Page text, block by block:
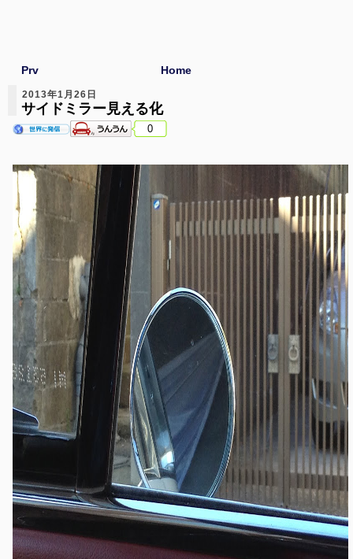
Prv Home
2013年1月26日
サイドミラー見える化
0